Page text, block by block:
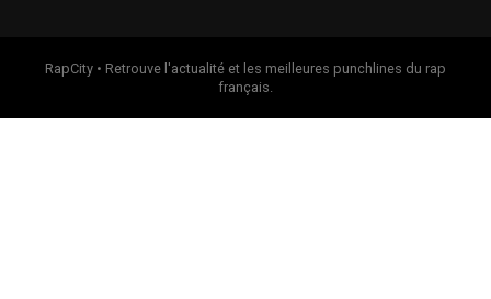
RapCity • Retrouve l'actualité et les meilleures punchlines du rap
français.